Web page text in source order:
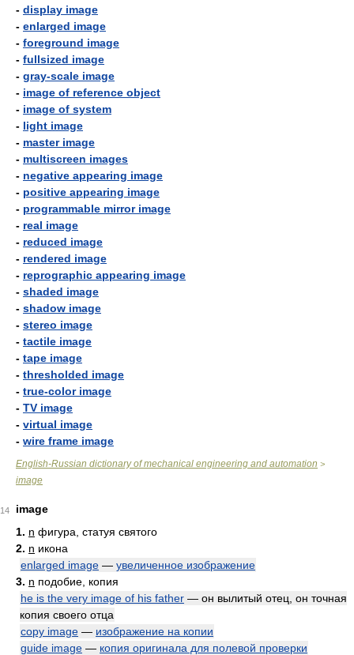
- display image
- enlarged image
- foreground image
- fullsized image
- gray-scale image
- image of reference object
- image of system
- light image
- master image
- multiscreen images
- negative appearing image
- positive appearing image
- programmable mirror image
- real image
- reduced image
- rendered image
- reprographic appearing image
- shaded image
- shadow image
- stereo image
- tactile image
- tape image
- thresholded image
- true-color image
- TV image
- virtual image
- wire frame image
English-Russian dictionary of mechanical engineering and automation >
image
14
image
1. n фигура, статуя святого
2. n икона
enlarged image — увеличенное изображение
3. n подобие, копия
he is the very image of his father — он вылитый отец, он точная
копия своего отца
copy image — изображение на копии
guide image — копия оригинала для полевой проверки